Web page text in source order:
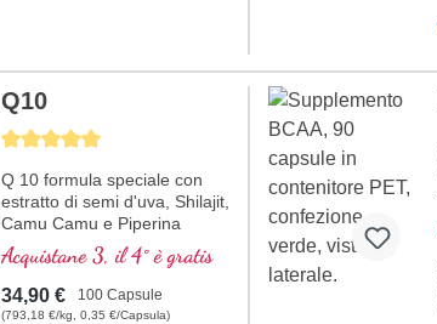
Average rating of 5 out of 5 stars
Q10
Q 10 formula speciale con
estratto di semi d'uva, Shilajit,
Camu Camu e Piperina
Acquistane 3, il 4° è gratis
34,90 € 100 Capsule
(793,18 €/kg, 0,35 €/Capsula)